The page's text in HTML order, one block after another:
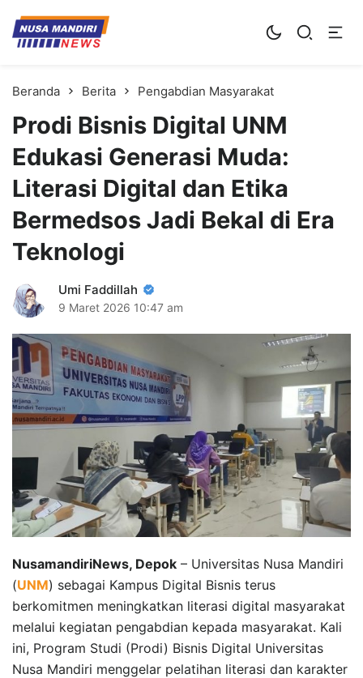
Kampus Digital Bisnis
Universitas Nusa Mandiri
Beranda Berita Pengabdian Masyarakat
Prodi Bisnis Digital UNM
Edukasi Generasi Muda:
Literasi Digital dan Etika
Bermedsos Jadi Bekal di Era
Teknologi
Umi Faddillah
9 Maret 2026 10:47 am
NusamandiriNews, Depok – Universitas Nusa Mandiri
(UNM) sebagai Kampus Digital Bisnis terus
berkomitmen meningkatkan literasi digital masyarakat
melalui kegiatan pengabdian kepada masyarakat. Kali
ini, Program Studi (Prodi) Bisnis Digital Universitas
Nusa Mandiri menggelar pelatihan literasi dan karakter